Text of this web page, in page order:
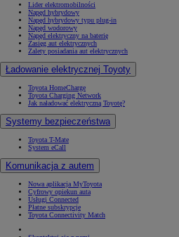
Lider elektromobilności
Napęd hybrydowy
Napęd hybrydowy typu plug-in
Napęd wodorowy
Napęd elektryczny na baterię
Zasięg aut elektrycznych
Zalety posiadania aut elektrycznych
Ładowanie elektrycznej Toyoty
Toyota HomeCharge
Toyota Charging Network
Jak naładować elektryczną Toyotę?
Systemy bezpieczeństwa
Toyota T-Mate
System eCall
Komunikacja z autem
Nowa aplikacja MyToyota
Cyfrowy opiekun auta
Usługi Connected
Płatne subskrypcje
Toyota Connectivity Match